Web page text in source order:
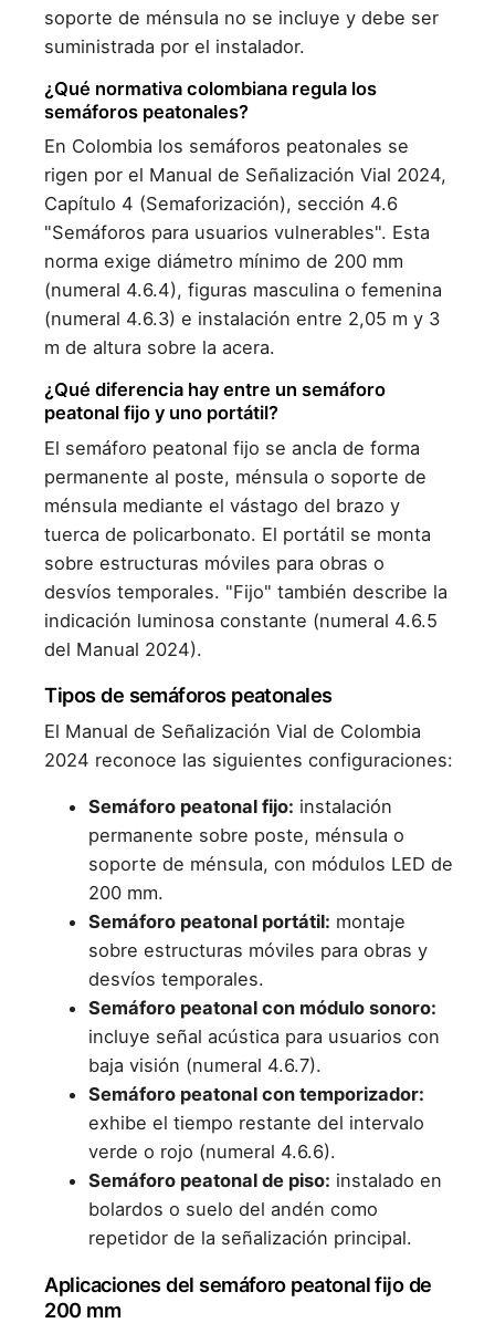
soporte de ménsula no se incluye y debe ser
suministrada por el instalador.
¿Qué normativa colombiana regula los
semáforos peatonales?
En Colombia los semáforos peatonales se
rigen por el Manual de Señalización Vial 2024,
Capítulo 4 (Semaforización), sección 4.6
"Semáforos para usuarios vulnerables". Esta
norma exige diámetro mínimo de 200 mm
(numeral 4.6.4), figuras masculina o femenina
(numeral 4.6.3) e instalación entre 2,05 m y 3
m de altura sobre la acera.
¿Qué diferencia hay entre un semáforo
peatonal fijo y uno portátil?
El semáforo peatonal fijo se ancla de forma
permanente al poste, ménsula o soporte de
ménsula mediante el vástago del brazo y
tuerca de policarbonato. El portátil se monta
sobre estructuras móviles para obras o
desvíos temporales. "Fijo" también describe la
indicación luminosa constante (numeral 4.6.5
del Manual 2024).
Tipos de semáforos peatonales
El Manual de Señalización Vial de Colombia
2024 reconoce las siguientes configuraciones:
Semáforo peatonal fijo: instalación
permanente sobre poste, ménsula o
soporte de ménsula, con módulos LED de
200 mm.
Semáforo peatonal portátil: montaje
sobre estructuras móviles para obras y
desvíos temporales.
Semáforo peatonal con módulo sonoro:
incluye señal acústica para usuarios con
baja visión (numeral 4.6.7).
Semáforo peatonal con temporizador:
exhibe el tiempo restante del intervalo
verde o rojo (numeral 4.6.6).
Semáforo peatonal de piso: instalado en
bolardos o suelo del andén como
repetidor de la señalización principal.
Aplicaciones del semáforo peatonal fijo de
200 mm